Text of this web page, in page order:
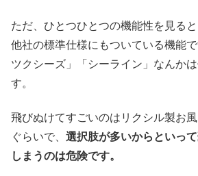
ただ、ひとつひとつの機能性を見る
他社の標準仕様にもついている機能
ツクシーズ」「シーライン」なんか
す。
飛びぬけてすごいのはリクシル製お風
ぐらいで、 選択肢が多いからといっ
しまうのは危険です。